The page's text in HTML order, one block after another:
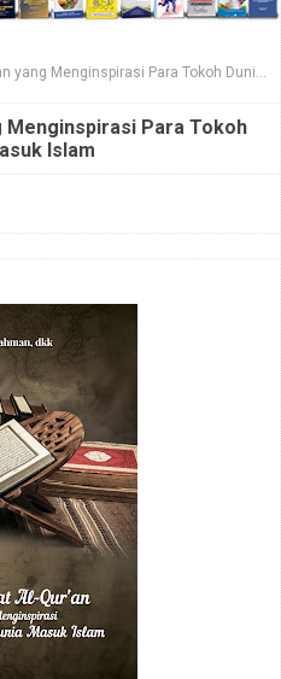
Menginspirasi Para Tokoh Dunia Masuk Islam
Menginspirasi Para Tokoh
Islam